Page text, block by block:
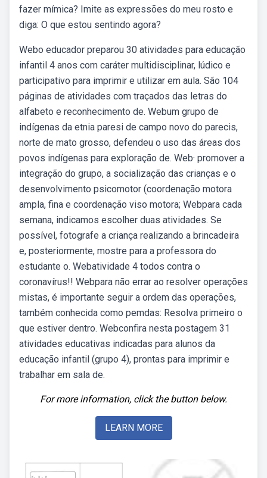
fazer mímica? Imite as expressões do meu rosto e
diga: O que estou sentindo agora?
Webo educador preparou 30 atividades para educação
infantil 4 anos com caráter multidisciplinar, lúdico e
participativo para imprimir e utilizar em aula. São 104
páginas de atividades com traçados das letras do
alfabeto e reconhecimento de. Webum grupo de
indígenas da etnia paresi de campo novo do parecis,
norte de mato grosso, defendeu o uso das áreas dos
povos indígenas para exploração de. Web· promover a
integração do grupo, a socialização das crianças e o
desenvolvimento psicomotor (coordenação motora
ampla, fina e coordenação viso motora; Webpara cada
semana, indicamos escolher duas atividades. Se
possível, fotografe a criança realizando a brincadeira
e, posteriormente, mostre para a professora do
estudante o. Webatividade 4 todos contra o
coronavírus!! Webpara não errar ao resolver operações
mistas, é importante seguir a ordem das operações,
também conhecida como pemdas: Resolva primeiro o
que estiver dentro. Webconfira nesta postagem 31
atividades educativas indicadas para alunos da
educação infantil (grupo 4), prontas para imprimir e
trabalhar em sala de.
For more information, click the button below.
LEARN MORE